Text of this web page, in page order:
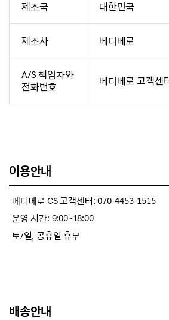
제조국 대한민국
제조사 베디베로
A/S 책임자와
전화번호
베디베로 고객
이용안내
베디베로 CS 고객센터: 070-4453-1515
운영 시간: 9:00~18:00
토/일, 공휴일 휴무
배송안내